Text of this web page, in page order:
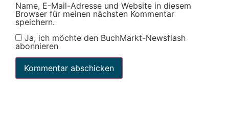
Name, E-Mail-Adresse und Website in diesem
Browser für meinen nächsten Kommentar
speichern.
Ja, ich möchte den BuchMarkt-Newsflash
abonnieren